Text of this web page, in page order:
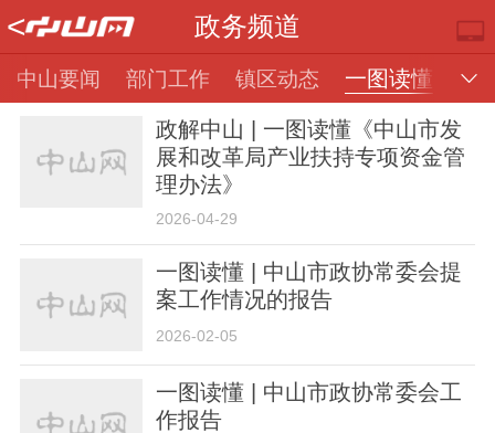
< 政务频道
中山要闻 部门工作 镇区动态 一图读懂
推荐 部门 镇街
政解中山 | 一图读懂《中山市发
展和改革局产业扶持专项资金管
理办法》
2026-04-29
一图读懂 | 中山市政协常委会提
案工作情况的报告
2026-02-05
一图读懂 | 中山市政协常委会工
作报告